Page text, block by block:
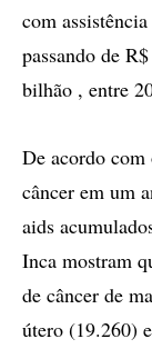
com
passando de
bilhão , entre
De acordo com
câncer em um
aids
Inca mostram
de câncer de
útero (19.260)